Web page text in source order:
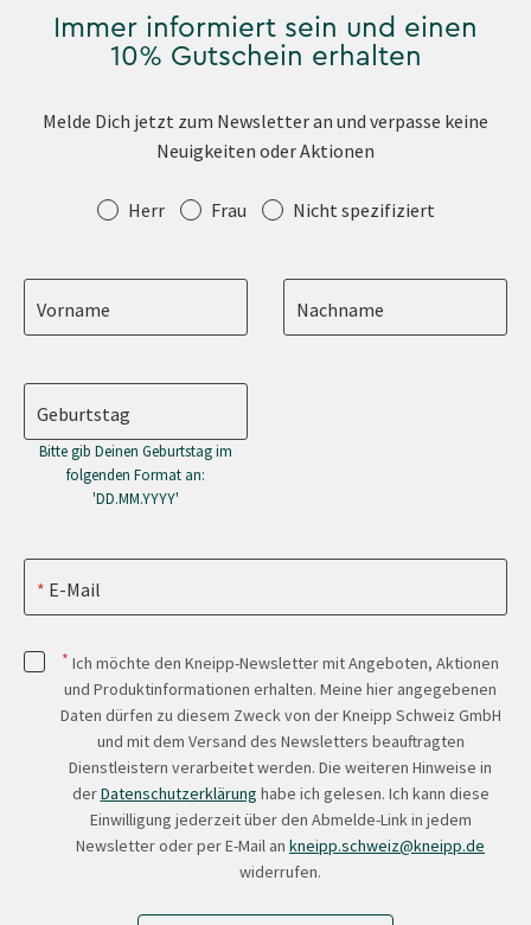
Immer informiert sein und einen
10% Gutschein erhalten
Melde Dich jetzt zum Newsletter an und verpasse keine
Neuigkeiten oder Aktionen
Anrede Herr Frau Nicht spezifiziert
Vorname Nachname
Geburtstag
Bitte gib Deinen Geburtstag im
folgenden Format an:
'DD.MM.YYYY'
E-Mail
* Ich möchte den Kneipp-Newsletter mit Angeboten, Aktionen
und Produktinformationen erhalten. Meine hier angegebenen
Daten dürfen zu diesem Zweck von der Kneipp Schweiz GmbH
und mit dem Versand des Newsletters beauftragten
Dienstleistern verarbeitet werden. Die weiteren Hinweise in
derDatenschutzerklärung habe ich gelesen. Ich kann diese
Einwilligung jederzeit über den Abmelde-Link in jedem
Newsletter oder per E-Mail an kneipp.schweiz@kneipp.de
widerrufen.